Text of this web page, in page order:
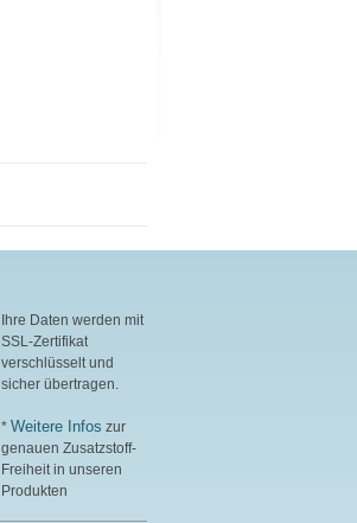
Ihre Daten werden mit
SSL-Zertifikat
verschlüsselt und
sicher übertragen.
*Weitere Infos zur
genauen Zusatzstoff-
Freiheit in unseren
Produkten